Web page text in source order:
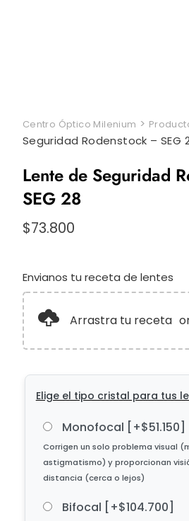
Centro Óptico Milenium >
Seguridad Rodenstock – SEG
Lente de Seguridad
SEG 28
$73.800
Envianos tu receta de lentes
Arrastra tu receta
Elige el tipo cristal para tus
Monofocal [+$51.150]
Bifocal [+$104.700]